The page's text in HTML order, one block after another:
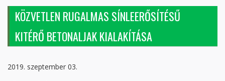
KÖZVETLEN RUGALMAS SÍNLEERŐSÍTÉSŰ
KITÉRŐ BETONALJAK KIALAKÍTÁSA
2019. szeptember 03.